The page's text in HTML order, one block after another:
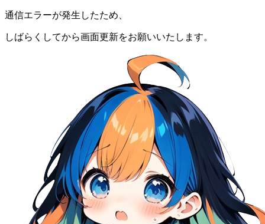
通信エラーが発生したため、
しばらくしてから画面更新をお願いいたします。